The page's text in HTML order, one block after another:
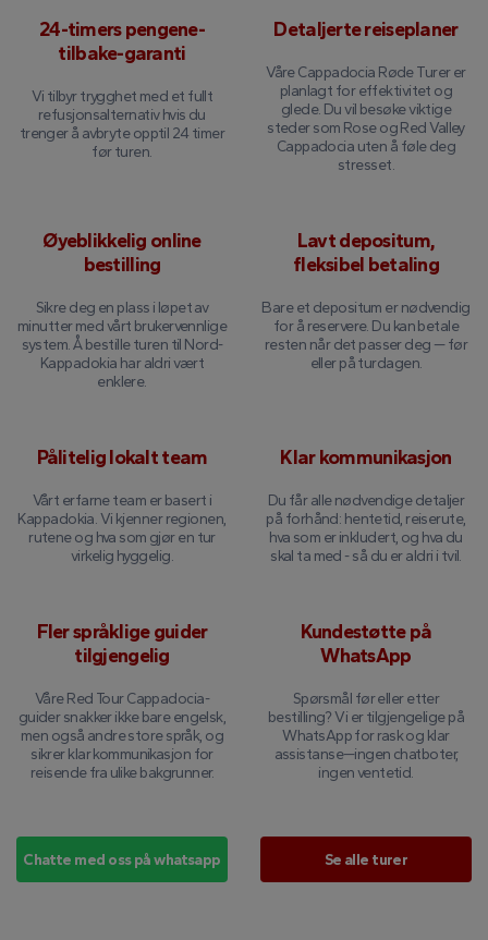
24-timers pengene-
tilbake-garanti
Vi tilbyr trygghet med et fullt
refusjonsalternativ hvis du
trenger å avbryte opptil 24 timer
før turen.
Detaljerte reiseplaner
Våre Cappadocia Røde Turer er
planlagt for effektivitet og
glede. Du vil besøke viktige
steder som Rose og Red Valley
Cappadocia uten å føle deg
stresset.
Øyeblikkelig online
bestilling
Sikre deg en plass i løpet av
minutter med vårt brukervennlige
system. Å bestille turen til Nord-
Kappadokia har aldri vært
enklere.
Lavt depositum,
fleksibel betaling
Bare et depositum er nødvendig
for å reservere. Du kan betale
resten når det passer deg — før
eller på turdagen.
Pålitelig lokalt team
Vårt erfarne team er basert i
Kappadokia. Vi kjenner regionen,
rutene og hva som gjør en tur
virkelig hyggelig.
Klar kommunikasjon
Du får alle nødvendige detaljer
på forhånd: hentetid, reiserute,
hva som er inkludert, og hva du
skal ta med - så du er aldri i tvil.
Fler språklige guider
tilgjengelig
Våre Red Tour Cappadocia-
guider snakker ikke bare engelsk,
men også andre store språk, og
sikrer klar kommunikasjon for
reisende fra ulike bakgrunner.
Kundestøtte på
WhatsApp
Spørsmål før eller etter
bestilling? Vi er tilgjengelige på
WhatsApp for rask og klar
assistanse—ingen chatboter,
ingen ventetid.
Chatte med oss ​​på whatsapp Se alle turer